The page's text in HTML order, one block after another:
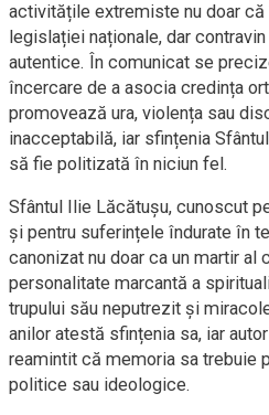
activitățile extremiste nu doar
legislației naționale, dar
autentice. În comunicat se
încercare de a asocia credința
promovează ura, violența sau
inacceptabilă, iar sfințenia
să fie politizată în niciun fel.
Sfântul Ilie Lăcătușu, cunoscut
și pentru suferințele îndurate în
canonizat nu doar ca un martir al
personalitate marcantă a
trupului său neputrezit și
anilor atestă sfințenia sa, iar
reamintit că memoria sa trebuie
politice sau ideologice.